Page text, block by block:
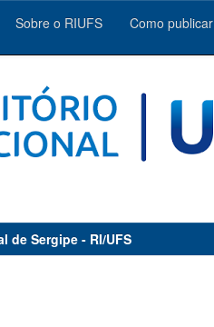
Sobre o RIUFS Como publicar
de Sergipe - RI/UFS